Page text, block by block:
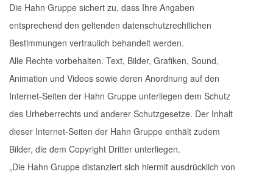
Die Hahn Gruppe sichert zu, dass Ihre Angaben
entsprechend den geltenden datenschutzrechtlichen
Bestimmungen vertraulich behandelt werden.
Alle Rechte vorbehalten. Text, Bilder, Grafiken, Sound,
Animation und Videos sowie deren Anordnung auf den
Internet-Seiten der Hahn Gruppe unterliegen dem Schutz
des Urheberrechts und anderer Schutzgesetze. Der Inhalt
dieser Internet-Seiten der Hahn Gruppe enthält zudem
Bilder, die dem Copyright Dritter unterliegen.
„Die Hahn Gruppe distanziert sich hiermit ausdrücklich von